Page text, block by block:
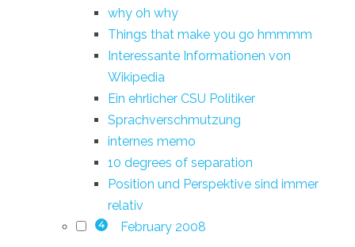
why oh why
Things that make you go hmmmm
Interessante Informationen von
Wikipedia
Ein ehrlicher CSU Politiker
Sprachverschmutzung
internes memo
10 degrees of separation
Position und Perspektive sind immer
relativ
4 February 2008